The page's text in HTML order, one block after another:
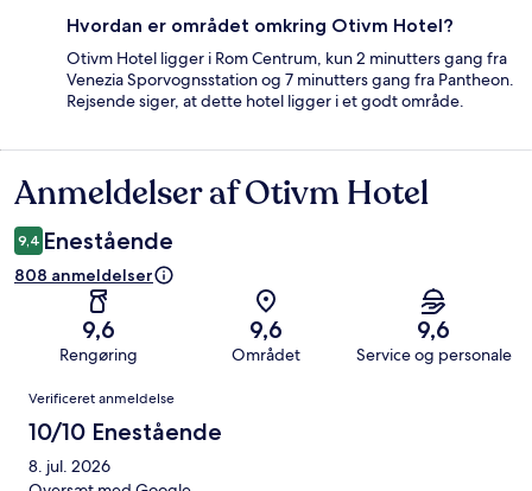
Hvordan er området omkring Otivm Hotel?
Otivm Hotel ligger i Rom Centrum, kun 2 minutters gang fra
Venezia Sporvognsstation og 7 minutters gang fra Pantheon.
Rejsende siger, at dette hotel ligger i et godt område.
Anmeldelser
Anmeldelser af Otivm Hotel
9,4 Enestående
808 anmeldelser
9,6
Rengøring
9,6
Området
9,6
Service og personale
Anmeldelser
Verificeret anmeldelse
10/10 Enestående
8. jul. 2026